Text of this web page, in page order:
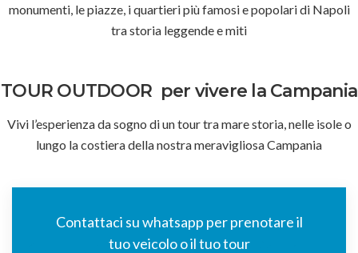
monumenti, le piazze, i quartieri più famosi e popolari di Napoli
tra storia leggende e miti
TOUR OUTDOOR per vivere la Campania
Vivi l’esperienza da sogno di un tour tra mare storia, nelle isole o
lungo la costiera della nostra meravigliosa Campania
Contattaci su whatsapp per prenotare il
tuo veicolo o il tuo tour